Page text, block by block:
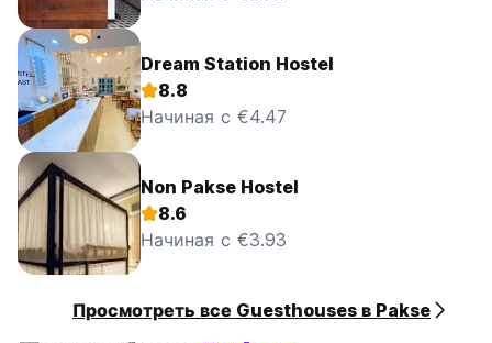
Dream Station Hostel
8.8
Начиная с €4.47
Non Pakse Hostel
8.6
Начиная с €3.93
Просмотреть все Guesthouses в Pakse